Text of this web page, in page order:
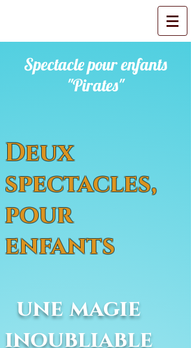
Spectacle pour enfants
"Pirates"
Deux
spectacles,
pour
enfants
une magie
inoubliable